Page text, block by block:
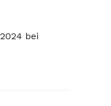
bei